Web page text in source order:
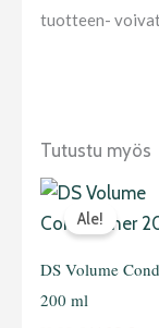
tuotteen-
Tutustu myös
Ale!
DS Volume
200 ml
Alkuperäinen
hinta
oli:
22,50 €.
hinta
on: